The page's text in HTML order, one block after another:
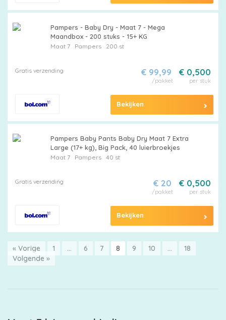
Pampers - Baby Dry - Maat 7 - Mega
Maandbox - 200 stuks - 15+ KG
Maat 7 Pampers200 st
Gratis verzending € 0,500
per stuk
€ 99,99
/pakket
Bekijken
Pampers Baby Pants Baby Dry Maat 7 Extra
Large (17+ kg), Big Pack, 40 luierbroekjes
Maat 7 Pampers40 st
Gratis verzending € 0,500
per stuk
€ 20
/pakket
Bekijken
« Vorige 1 … 6 7 8 9 10 …
18
Volgende »